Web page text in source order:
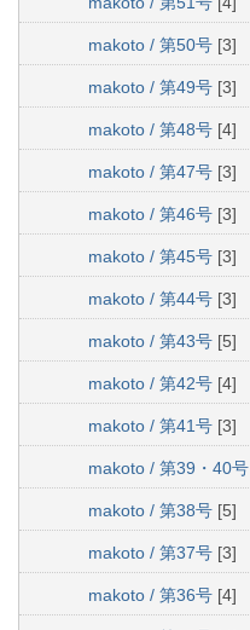
makoto / 第50号 [3]
makoto / 第49号 [3]
makoto / 第48号 [4]
makoto / 第47号 [3]
makoto / 第46号 [3]
makoto / 第45号 [3]
makoto / 第44号 [3]
makoto / 第43号 [5]
makoto / 第42号 [4]
makoto / 第41号 [3]
makoto / 第39・40号
makoto / 第38号 [5]
makoto / 第37号 [3]
makoto / 第36号 [4]